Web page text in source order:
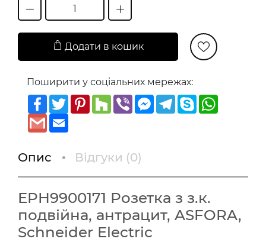
Додати в кошик
Поширити у соціальних мережах:
Facebook
TwitterPinterest
HouzzViberMessenger
Telegram
Skype
Gmail
Опис Відгуки (0)
EPH9900171 Розетка з з.к.
подвійна, антрацит, ASFORA,
Schneider Electric